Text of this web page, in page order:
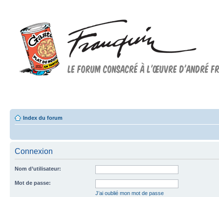
Index du forum
Connexion
Nom d’utilisateur:
Mot de passe:
J’ai oublié mon mot de passe